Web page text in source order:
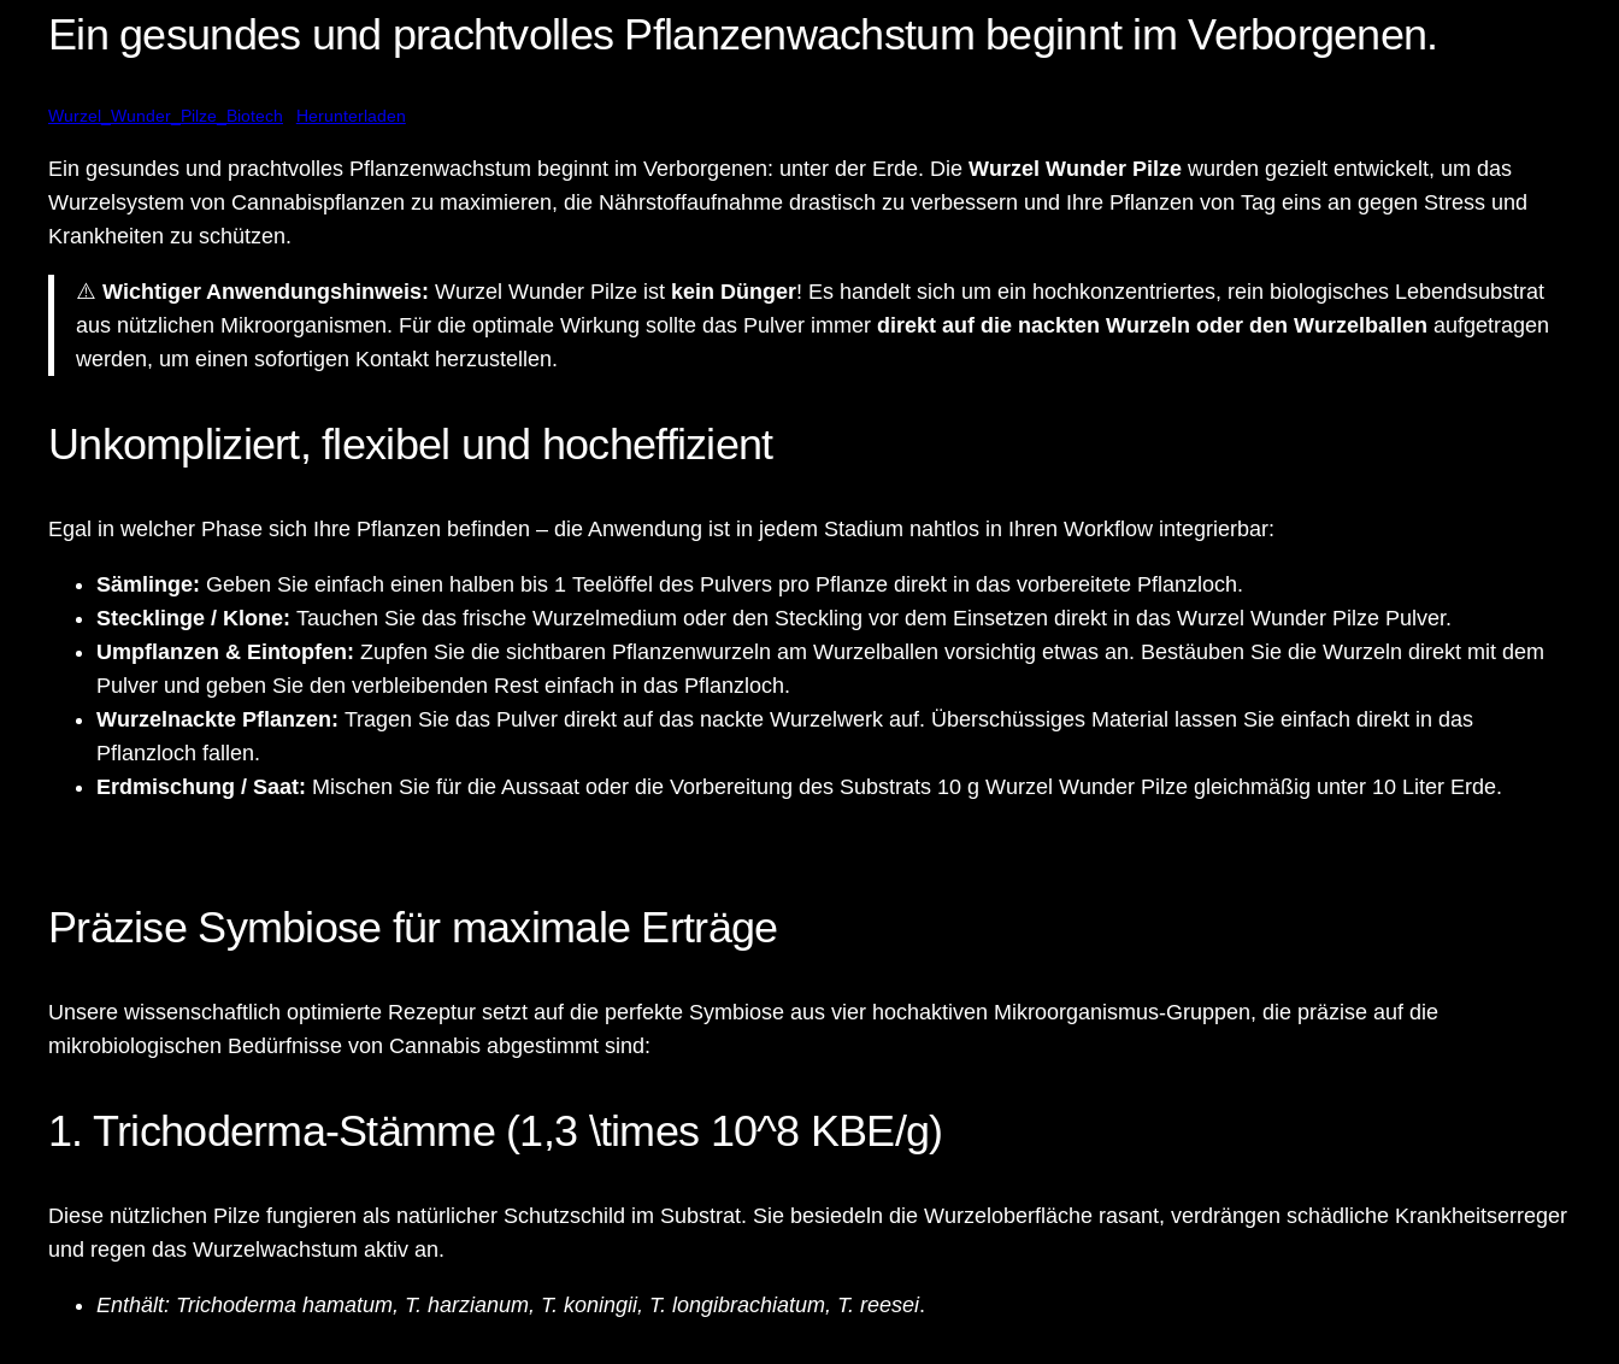
Ein gesundes und prachtvolles Pflanzenwachstum beginnt im Verborgenen.
Wurzel_Wunder_Pilze_Biotech Herunterladen
Ein gesundes und prachtvolles Pflanzenwachstum beginnt im Verborgenen: unter der Erde. Die Wurzel Wunder Pilze wurden gezielt entwickelt, um das
Wurzelsystem von Cannabispflanzen zu maximieren, die Nährstoffaufnahme drastisch zu verbessern und Ihre Pflanzen von Tag eins an gegen Stress und
Krankheiten zu schützen.
⚠️ Wichtiger Anwendungshinweis: Wurzel Wunder Pilze ist kein Dünger! Es handelt sich um ein hochkonzentriertes, rein biologisches Lebendsubstrat
aus nützlichen Mikroorganismen. Für die optimale Wirkung sollte das Pulver immer direkt auf die nackten Wurzeln oder den Wurzelballen aufgetragen
werden, um einen sofortigen Kontakt herzustellen.
Unkompliziert, flexibel und hocheffizient
Egal in welcher Phase sich Ihre Pflanzen befinden – die Anwendung ist in jedem Stadium nahtlos in Ihren Workflow integrierbar:
Sämlinge: Geben Sie einfach einen halben bis 1 Teelöffel des Pulvers pro Pflanze direkt in das vorbereitete Pflanzloch.
Stecklinge / Klone: Tauchen Sie das frische Wurzelmedium oder den Steckling vor dem Einsetzen direkt in das Wurzel Wunder Pilze Pulver.
Umpflanzen & Eintopfen: Zupfen Sie die sichtbaren Pflanzenwurzeln am Wurzelballen vorsichtig etwas an. Bestäuben Sie die Wurzeln direkt mit dem
Pulver und geben Sie den verbleibenden Rest einfach in das Pflanzloch.
Wurzelnackte Pflanzen: Tragen Sie das Pulver direkt auf das nackte Wurzelwerk auf. Überschüssiges Material lassen Sie einfach direkt in das
Pflanzloch fallen.
Erdmischung / Saat: Mischen Sie für die Aussaat oder die Vorbereitung des Substrats 10 g Wurzel Wunder Pilze gleichmäßig unter 10 Liter Erde.
Präzise Symbiose für maximale Erträge
Unsere wissenschaftlich optimierte Rezeptur setzt auf die perfekte Symbiose aus vier hochaktiven Mikroorganismus-Gruppen, die präzise auf die
mikrobiologischen Bedürfnisse von Cannabis abgestimmt sind:
1. Trichoderma-Stämme (1,3 \times 10^8 KBE/g)
Diese nützlichen Pilze fungieren als natürlicher Schutzschild im Substrat. Sie besiedeln die Wurzeloberfläche rasant, verdrängen schädliche Krankheitserreger
und regen das Wurzelwachstum aktiv an.
Enthält: Trichoderma hamatum, T. harzianum, T. koningii, T. longibrachiatum, T. reesei.